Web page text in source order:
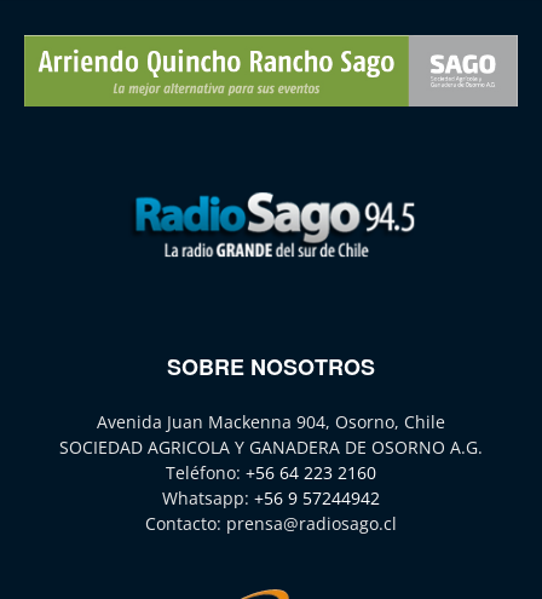
SOBRE NOSOTROS
Avenida Juan Mackenna 904, Osorno, Chile
SOCIEDAD AGRICOLA Y GANADERA DE OSORNO A.G.
Teléfono: +56 64 223 2160
Whatsapp: +56 9 57244942
Contacto: prensa@radiosago.cl